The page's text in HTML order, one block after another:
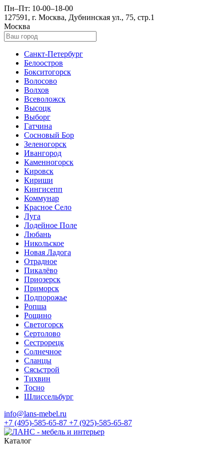
Пн–Пт: 10-00–18-00
127591, г. Москва, Дубнинская ул., 75, стр.1
Москва
Санкт-Петербург
Белоостров
Бокситогорск
Волосово
Волхов
Всеволожск
Высоцк
Выборг
Гатчина
Сосновый Бор
Зеленогорск
Ивангород
Каменногорск
Кировск
Кириши
Кингисепп
Коммунар
Красное Село
Луга
Лодейное Поле
Любань
Никольское
Новая Ладога
Отрадное
Пикалёво
Приозерск
Приморск
Подпорожье
Ропша
Рощино
Светогорск
Сертолово
Сестрорецк
Солнечное
Сланцы
Сясьстрой
Тихвин
Тосно
Шлиссельбург
info@lans-mebel.ru
+7 (495)-585-65-87 +7 (925)-585-65-87
Каталог